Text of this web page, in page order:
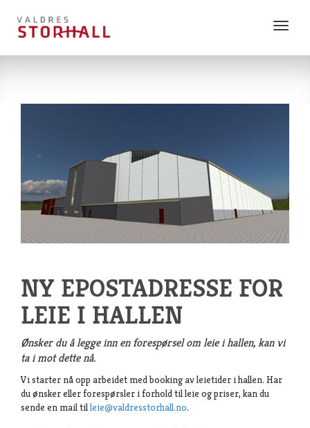
Vis
NY EPOSTADRESSE FOR
LEIE I HALLEN
Ønsker du å legge inn en forespørsel om leie i hallen, kan vi
ta i mot dette nå.
Vi starter nå opp arbeidet med booking av leietider i hallen. Har
du ønsker eller forespørsler i forhold til leie og priser, kan du
sende en mail tilleie@valdresstorhall.no.